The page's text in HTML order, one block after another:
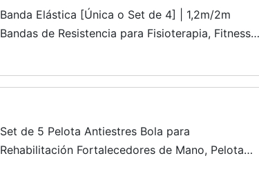
Banda Elástica [Única o Set de 4] | 1,2m/2m
Bandas de Resistencia para Fisioterapia, Fitness,
Set de 5 Pelota Antiestres Bola para
Rehabilitación Fortalecedores de Mano, Pelota